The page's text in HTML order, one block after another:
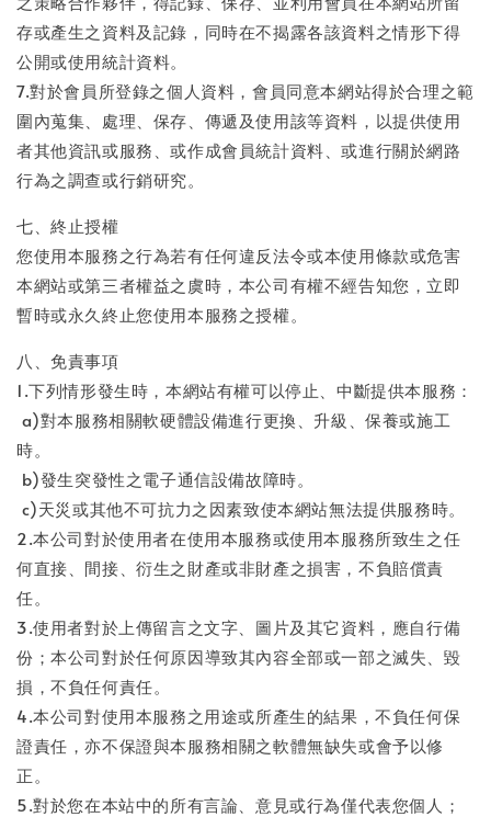
存或產生之資料及記錄，同時在不揭露各該資料之情形下得
公開或使用統計資料。
7.對於會員所登錄之個人資料，會員同意本網站得於合理之範
圍內蒐集、處理、保存、傳遞及使用該等資料，以提供使用
者其他資訊或服務、或作成會員統計資料、或進行關於網路
行為之調查或行銷研究。
七、終止授權
您使用本服務之行為若有任何違反法令或本使用條款或危害
本網站或第三者權益之虞時，本公司有權不經告知您，立即
暫時或永久終止您使用本服務之授權。
八、免責事項
1.下列情形發生時，本網站有權可以停止、中斷提供本服務：
a)對本服務相關軟硬體設備進行更換、升級、保養或施工
時。
b)發生突發性之電子通信設備故障時。
c)天災或其他不可抗力之因素致使本網站無法提供服務時。
2.本公司對於使用者在使用本服務或使用本服務所致生之任
何直接、間接、衍生之財產或非財產之損害，不負賠償責
任。
3.使用者對於上傳留言之文字、圖片及其它資料，應自行備
份；本公司對於任何原因導致其內容全部或一部之滅失、毀
損，不負任何責任。
4.本公司對使用本服務之用途或所產生的結果，不負任何保
證責任，亦不保證與本服務相關之軟體無缺失或會予以修
正。
5.對於您在本站中的所有言論、意見或行為僅代表您個人；